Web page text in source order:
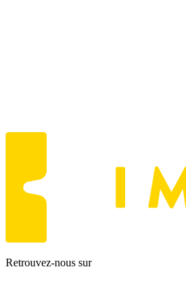
Retrouvez-nous sur